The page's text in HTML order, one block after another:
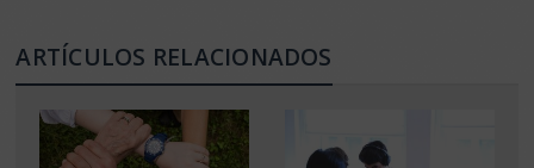
ARTÍCULOS RELACIONADOS